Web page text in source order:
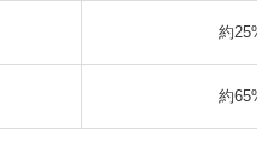
約25%
約65%